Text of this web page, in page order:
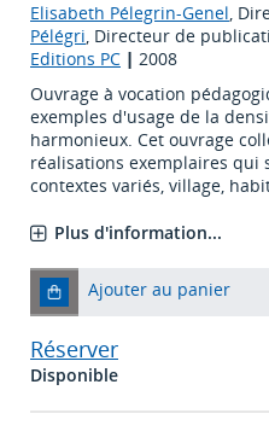
Elisabeth Pélegrin-Genel,
Pélégri, Directeur de
Editions PC | 2008
Ouvrage à vocation
exemples d'usage de la
harmonieux. Cet ouvrage
réalisations exemplaires qui
contextes variés, village,
Plus d'information...
Ajouter au panier
Réserver
Disponible